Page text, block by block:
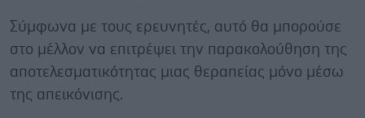
Σύμφωνα με τους ερευνητές, αυτό θα μπορούσε
στο μέλλον να επιτρέψει την παρακολούθηση της
αποτελεσματικότητας μιας θεραπείας μόνο μέσω
της απεικόνισης.